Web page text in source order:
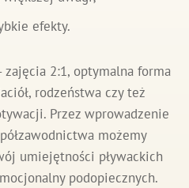
efekty.
zajęcia 2:1, optymalna forma
rodzeństwa czy też
Przez wprowadzenie
możemy
umiejętności pływackich
podopiecznych.